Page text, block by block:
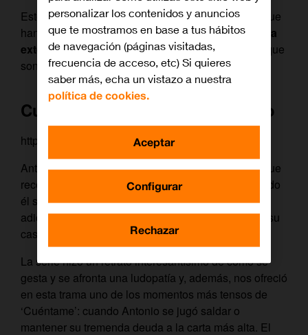
Estos son 7 de los momentos clásicos de la serie que
han convertido a los Alcántara en algo así como
una
extensión de nuestra familia. No están todos los que
son, pero sí son todos los que están.
Cuando Antonio se lo jugó todo
https://www.youtube.com/watch?v=mV7ZYSfzgEc
Antonio es ‘el Pupas’: todo le pasa a él. Pero hay que
reconocer que, en algunas ocasiones, se ha buscado
él solito el varapalo de la vida. Como cuando la
adicción al pókerlo llevó a jugarse todo, incluida su
casa.
La serie hizo un retrato interesantísimo de cómo se
gesta y se afronta una ludopatía y, además, nos ofreció
en esta trama uno de los momentos más tensos de
‘Cuéntame’: cuando Antonio se jugó saldar o
mantener su tremenda deuda a la carta más alta. El
personalizar los contenidos y anuncios
que te mostramos en base a tus hábitos
de navegación (páginas visitadas,
frecuencia de acceso, etc) Si quieres
saber más, echa un vistazo a nuestra
política de cookies.
Configurar
Rechazar
Aceptar